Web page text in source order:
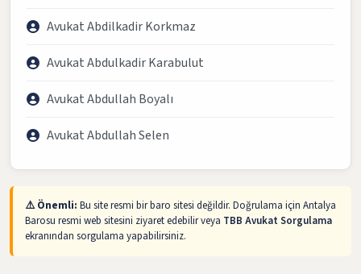
Avukat Abdilkadir Korkmaz
Avukat Abdulkadir Karabulut
Avukat Abdullah Boyalı
Avukat Abdullah Selen
⚠️ Önemli: Bu site resmi bir baro sitesi değildir. Doğrulama için Antalya
Barosu resmi web sitesini ziyaret edebilir veya TBB Avukat Sorgulama
ekranından sorgulama yapabilirsiniz.